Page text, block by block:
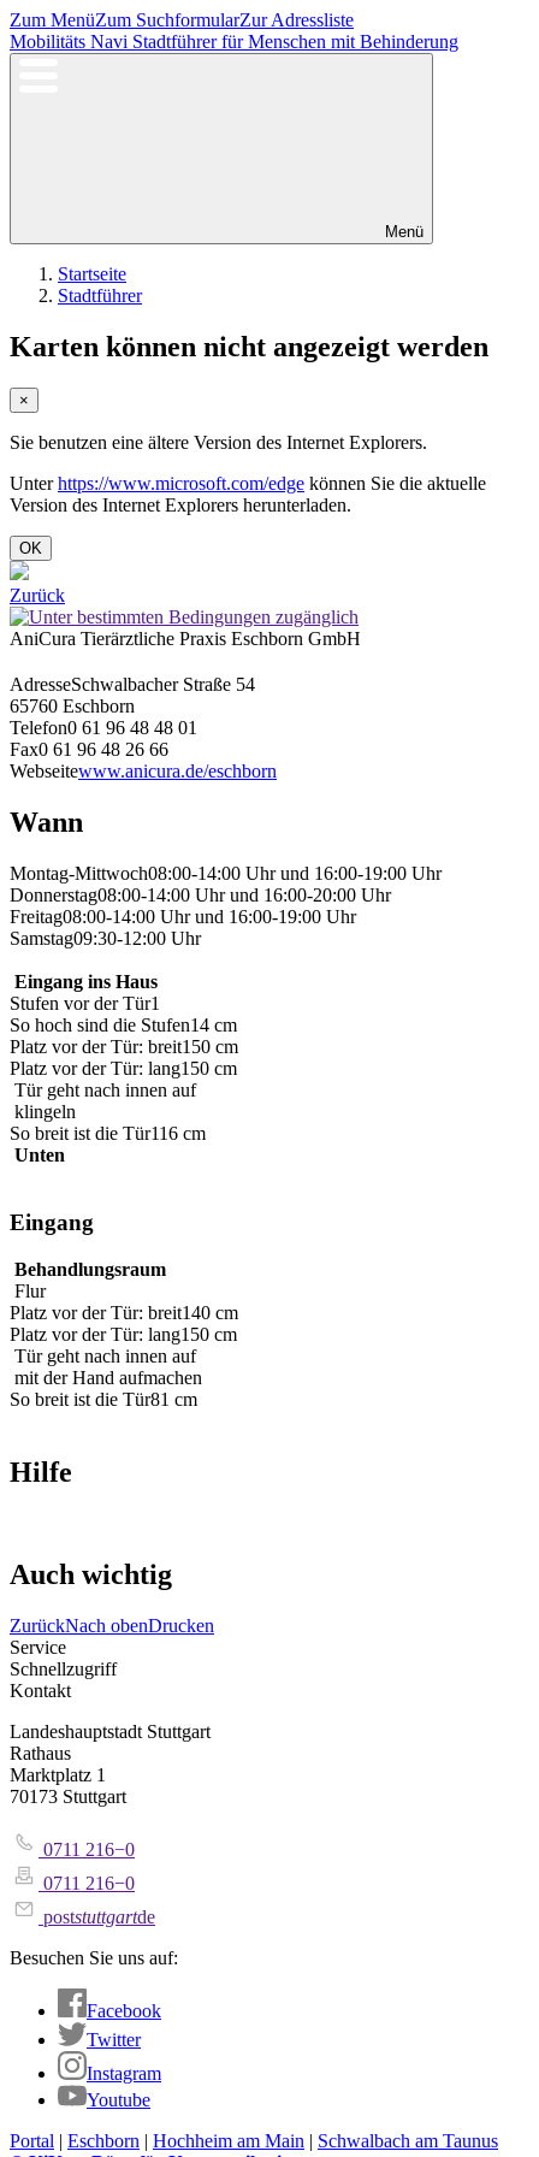
Zum MenüZum SuchformularZur Adressliste
Mobilitäts Navi Stadtführer für Menschen mit Behinderung
Menü
Startseite
Stadtführer
Karten können nicht angezeigt werden
×
Sie benutzen eine ältere Version des Internet Explorers.
Unterhttps://www.microsoft.com/edge können Sie die aktuelle
Version des Internet Explorers herunterladen.
OK
Zurück
AniCura Tierärztliche Praxis Eschborn GmbH
AdresseSchwalbacher Straße 54
65760 Eschborn
Telefon0 61 96 48 48 01
Fax0 61 96 48 26 66
Webseitewww.anicura.de/eschborn
Wann
Montag-Mittwoch08:00-14:00 Uhr und 16:00-19:00 Uhr
Donnerstag08:00-14:00 Uhr und 16:00-20:00 Uhr
Freitag08:00-14:00 Uhr und 16:00-19:00 Uhr
Samstag09:30-12:00 Uhr
Eingang ins Haus
Stufen vor der Tür1
So hoch sind die Stufen14 cm
Platz vor der Tür: breit150 cm
Platz vor der Tür: lang150 cm
Tür geht nach innen auf
klingeln
So breit ist die Tür116 cm
Unten
Eingang
Behandlungsraum
Flur
Platz vor der Tür: breit140 cm
Platz vor der Tür: lang150 cm
Tür geht nach innen auf
mit der Hand aufmachen
So breit ist die Tür81 cm
Hilfe
Auch wichtig
ZurückNach obenDrucken
Service
Schnellzugriff
Kontakt
Landeshauptstadt Stuttgart
Rathaus
Marktplatz 1
70173 Stuttgart
0711 216−0
0711 216−0
poststuttgartde
Besuchen Sie uns auf:
Facebook
Twitter
Instagram
Youtube
Portal | Eschborn | Hochheim am Main | Schwalbach am Taunus